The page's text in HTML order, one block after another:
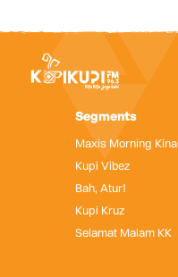
Segments
Maxis Morning
Kupi Vibez
Bah, Atur!
Kupi Kruz
Selamat Malam KK